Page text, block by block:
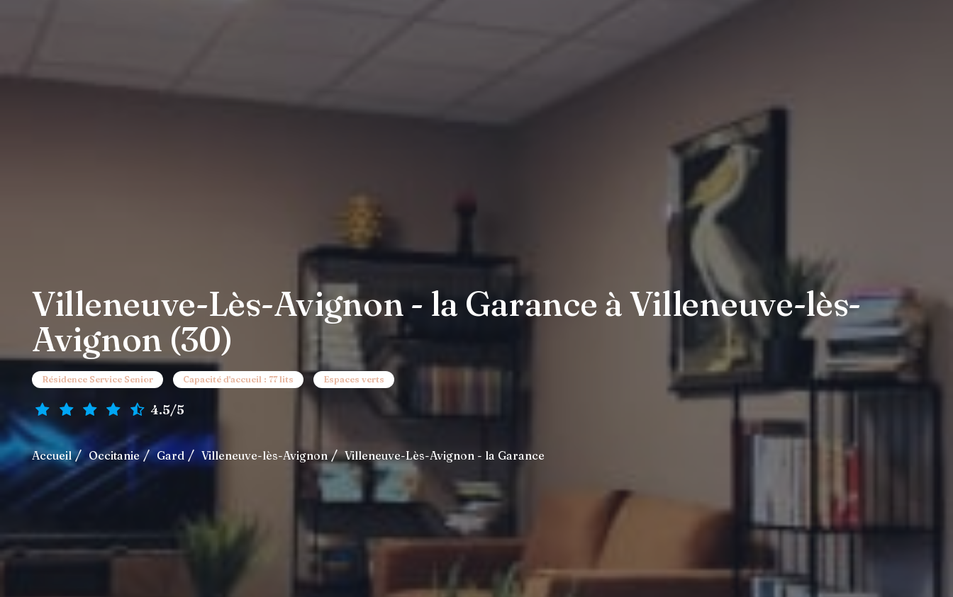
Villeneuve-Lès-Avignon - la Garance à Villeneuve-lès-
Avignon (30)
Résidence Service Senior Capacité d'accueil : 77 lits Espaces verts
4.5/5
Accueil Occitanie Gard Villeneuve-lès-Avignon Villeneuve-Lès-Avignon - la Garance